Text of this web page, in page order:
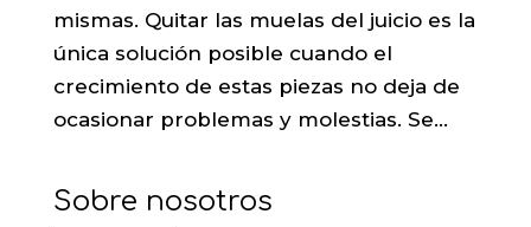
mismas. Quitar las muelas del juicio es la
única solución posible cuando el
crecimiento de estas piezas no deja de
ocasionar problemas y molestias. Se...
Sobre nosotros